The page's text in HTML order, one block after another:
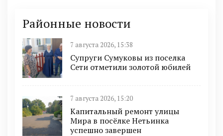
Районные новости
7 августа 2026, 15:38
Супруги Сумуковы из поселка
Сети отметили золотой юбилей
7 августа 2026, 15:20
Капитальный ремонт улицы
Мира в посёлке Нетьинка
успешно завершен